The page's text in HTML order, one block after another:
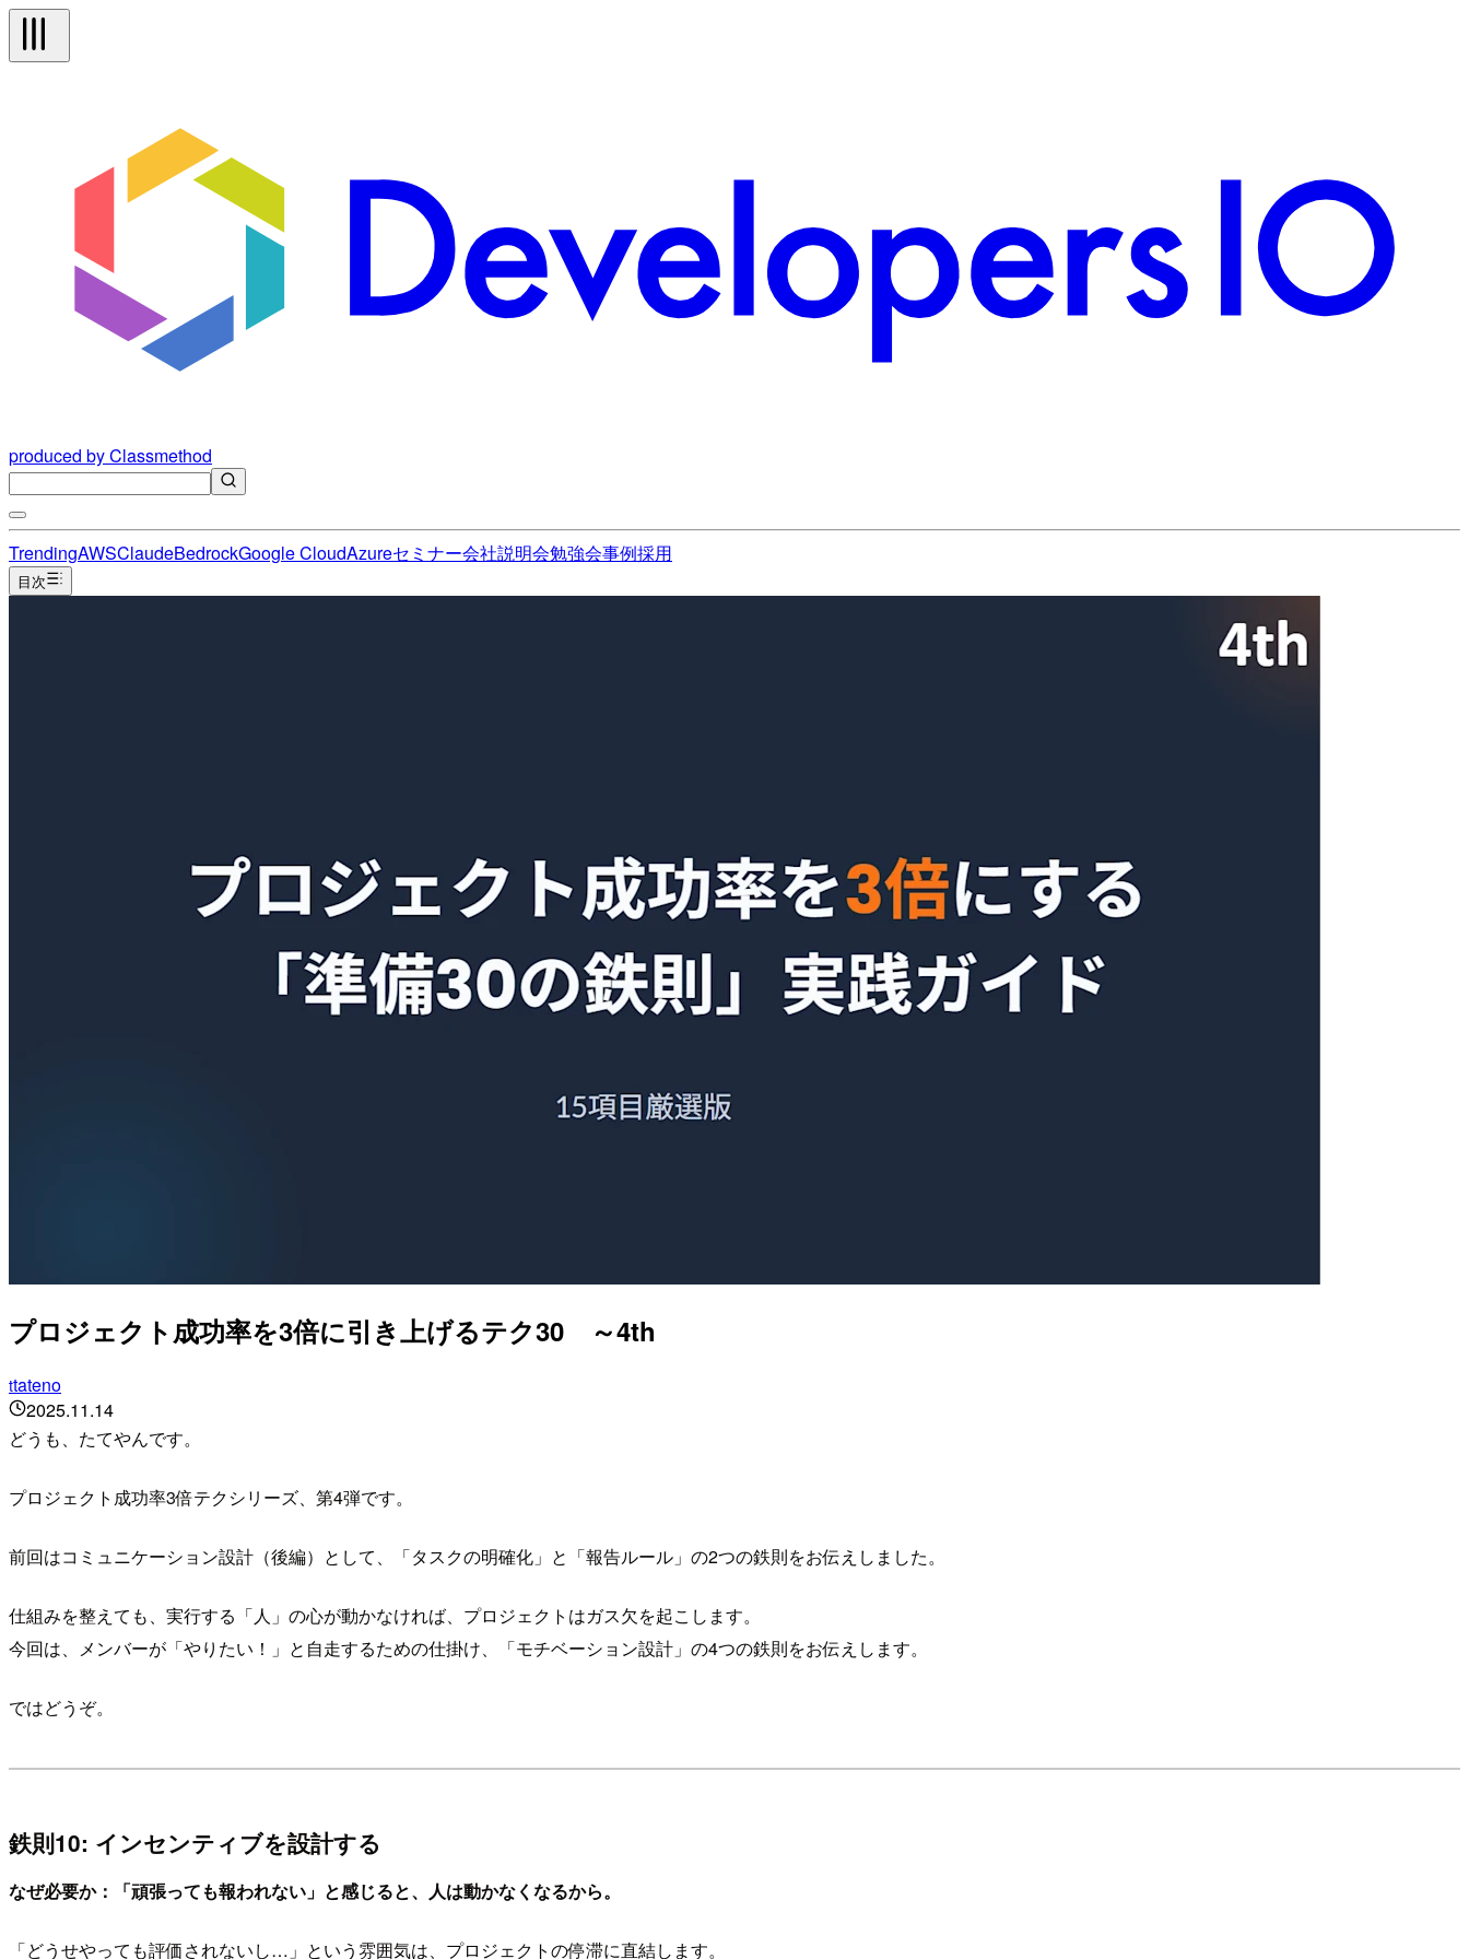
produced by Classmethod
TrendingAWSClaudeBedrockGoogle CloudAzureセミナー会社説明会勉強会事例採用
目次
プロジェクト成功率を3倍に引き上げるテク30 ～4th
ttateno
2025.11.14
どうも、たてやんです。
プロジェクト成功率3倍テクシリーズ、第4弾です。
前回はコミュニケーション設計（後編）として、「タスクの明確化」と「報告ルール」の2つの鉄則をお伝えしました。
仕組みを整えても、実行する「人」の心が動かなければ、プロジェクトはガス欠を起こします。
今回は、メンバーが「やりたい！」と自走するための仕掛け、「モチベーション設計」の4つの鉄則をお伝えします。
ではどうぞ。
鉄則10: インセンティブを設計する
なぜ必要か：「頑張っても報われない」と感じると、人は動かなくなるから。
「どうせやっても評価されないし…」という雰囲気は、プロジェクトの停滞に直結します。